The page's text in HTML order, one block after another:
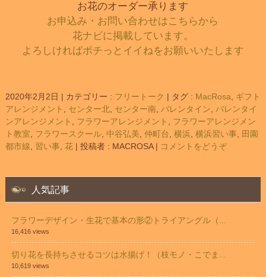
お花のオーダー承ります
お申込み・お問い合わせはこちらから
花ナビに掲載しています。
よろしければポチっとイイねをお願いいたします
2020年2月2日 | カテゴリー : フリートーク | タグ : MacRosa
ギフト
アレンジメント
センター北, センター南, バレンタイン
バレンタイ
ンアレンジメント
フラワーアレンジメント
フラワーアレンジメン
ト教室
フラワースクール, 中谷弘美 仲町台 横浜, 横浜習い事,
田園
都市線
習い事, 花 | 投稿者 : MACROSA | コメントをどうぞ
人気記事
フラワーデザイン・生花で基本の形②トライアングル（...
16,416 views
切り花を長持ちさせるコツは水揚げ！（枝モノ・こでま...
10,619 views